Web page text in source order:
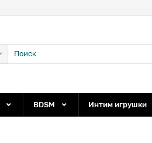
BDSM Интим игрушки